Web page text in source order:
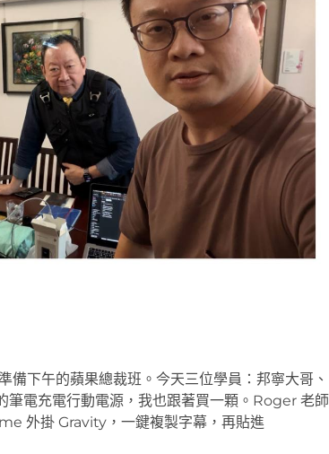
下午的蘋果總裁班。今天三位學員：邦寧大哥、
電充電行動電源，我也跟著買一顆。Roger 老師
外掛 Gravity，一鍵複製字幕，再貼進